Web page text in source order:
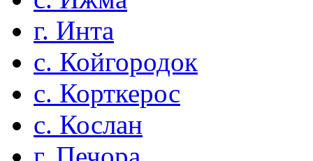
г. Инта
с. Койгородок
с. Корткерос
с. Кослан